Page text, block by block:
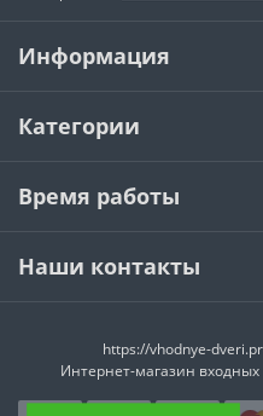
Информация
Категории
Время работы
Наши контакты
https://vhodnye-
Интернет-магазин